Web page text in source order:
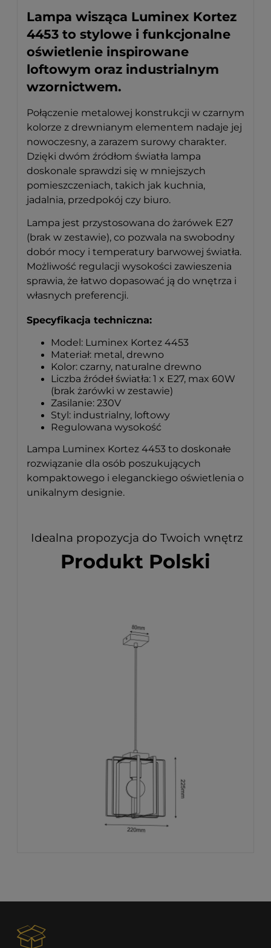
Lampa wisząca Luminex Kortez
4453 to stylowe i funkcjonalne
oświetlenie inspirowane
loftowym oraz industrialnym
wzornictwem.
Połączenie metalowej konstrukcji w czarnym
kolorze z drewnianym elementem nadaje jej
nowoczesny, a zarazem surowy charakter.
Dzięki dwóm źródłom światła lampa
doskonale sprawdzi się w mniejszych
pomieszczeniach, takich jak kuchnia,
jadalnia, przedpokój czy biuro.
Lampa jest przystosowana do żarówek E27
(brak w zestawie), co pozwala na swobodny
dobór mocy i temperatury barwowej światła.
Możliwość regulacji wysokości zawieszenia
sprawia, że łatwo dopasować ją do wnętrza i
własnych preferencji.
Specyfikacja techniczna:
Model: Luminex Kortez 4453
Materiał: metal, drewno
Kolor: czarny, naturalne drewno
Liczba źródeł światła: 1 x E27, max 60W
(brak żarówki w zestawie)
Zasilanie: 230V
Styl: industrialny, loftowy
Regulowana wysokość
Lampa Luminex Kortez 4453 to doskonałe
rozwiązanie dla osób poszukujących
kompaktowego i eleganckiego oświetlenia o
unikalnym designie.
Idealna propozycja do Twoich wnętrz
Produkt Polski